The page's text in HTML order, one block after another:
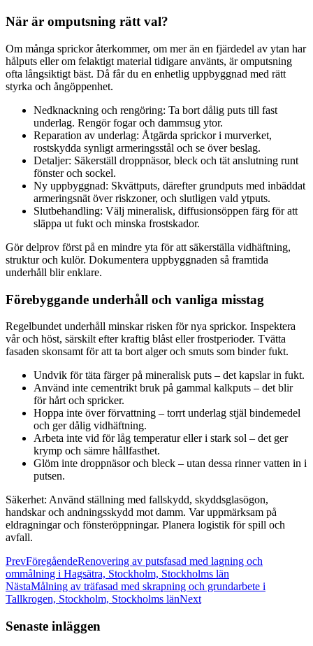
När är omputsning rätt val?
Om många sprickor återkommer, om mer än en fjärdedel av ytan har
hålputs eller om felaktigt material tidigare använts, är omputsning
ofta långsiktigt bäst. Då får du en enhetlig uppbyggnad med rätt
styrka och ångöppenhet.
Nedknackning och rengöring: Ta bort dålig puts till fast
underlag. Rengör fogar och dammsug ytor.
Reparation av underlag: Åtgärda sprickor i murverket,
rostskydda synligt armeringsstål och se över beslag.
Detaljer: Säkerställ droppnäsor, bleck och tät anslutning runt
fönster och sockel.
Ny uppbyggnad: Skvättputs, därefter grundputs med inbäddat
armeringsnät över riskzoner, och slutligen vald ytputs.
Slutbehandling: Välj mineralisk, diffusionsöppen färg för att
släppa ut fukt och minska frostskador.
Gör delprov först på en mindre yta för att säkerställa vidhäftning,
struktur och kulör. Dokumentera uppbyggnaden så framtida
underhåll blir enklare.
Förebyggande underhåll och vanliga misstag
Regelbundet underhåll minskar risken för nya sprickor. Inspektera
vår och höst, särskilt efter kraftig blåst eller frostperioder. Tvätta
fasaden skonsamt för att ta bort alger och smuts som binder fukt.
Undvik för täta färger på mineralisk puts – det kapslar in fukt.
Använd inte cementrikt bruk på gammal kalkputs – det blir
för hårt och spricker.
Hoppa inte över förvattning – torrt underlag stjäl bindemedel
och ger dålig vidhäftning.
Arbeta inte vid för låg temperatur eller i stark sol – det ger
krymp och sämre hållfasthet.
Glöm inte droppnäsor och bleck – utan dessa rinner vatten in i
putsen.
Säkerhet: Använd ställning med fallskydd, skyddsglasögon,
handskar och andningsskydd mot damm. Var uppmärksam på
eldragningar och fönsteröppningar. Planera logistik för spill och
avfall.
PrevFöregåendeRenovering av putsfasad med lagning och
ommålning i Hagsätra, Stockholm, Stockholms län
NästaMålning av träfasad med skrapning och grundarbete i
Tallkrogen, Stockholm, Stockholms länNext
Senaste inläggen